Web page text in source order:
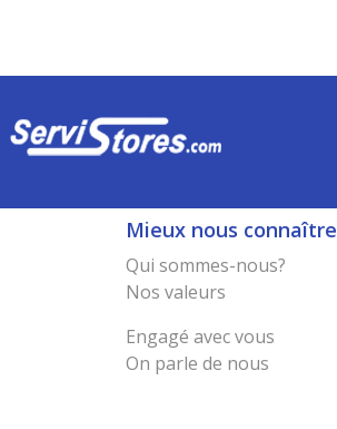
Mieux nous connaître
Qui sommes-nous?
Nos valeurs
Engagé avec vous
On parle de nous